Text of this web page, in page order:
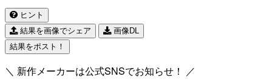
ヒント
結果を画像でシェア
画像DL
結果をポスト！
＼ 新作メーカーは公式SNSでお知らせ！ ／